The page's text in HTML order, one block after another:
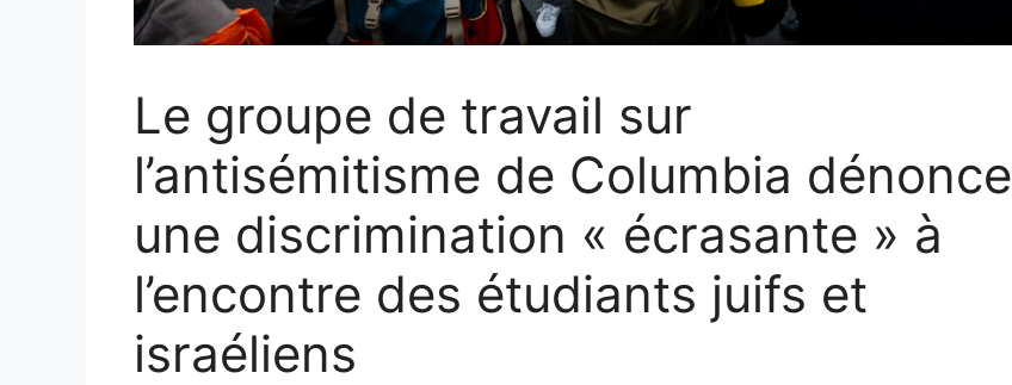
Le groupe de travail sur
l’antisémitisme de Columbia dénonce
une discrimination « écrasante » à
l’encontre des étudiants juifs et
israéliens